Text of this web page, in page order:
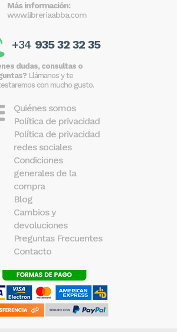
Más información:
www.libreriaabba.com
+34 935 32 32 35
dudas, consultas o
Llámanos y te
con mucho gusto.
Quiénes somos
Política de privacidad
Política de privacidad
redes sociales
Condiciones
generales de la
compra
Blog
Cambios y
devoluciones
Preguntas Frecuentes
Contacto